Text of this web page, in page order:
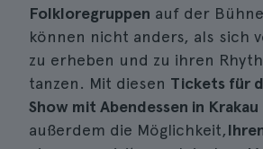
Folkloregruppen auf der
können nicht anders, als sich
zu erheben und zu ihren
tanzen. Mit diesen Tickets für
Show mit Abendessen in Krakau
außerdem die Möglichkeit,